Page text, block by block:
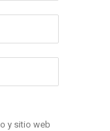
y sitio web